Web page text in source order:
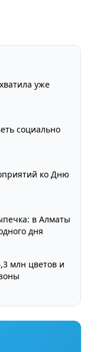
уже
социально
ко Дню
в Алматы
дня
млн цветов и